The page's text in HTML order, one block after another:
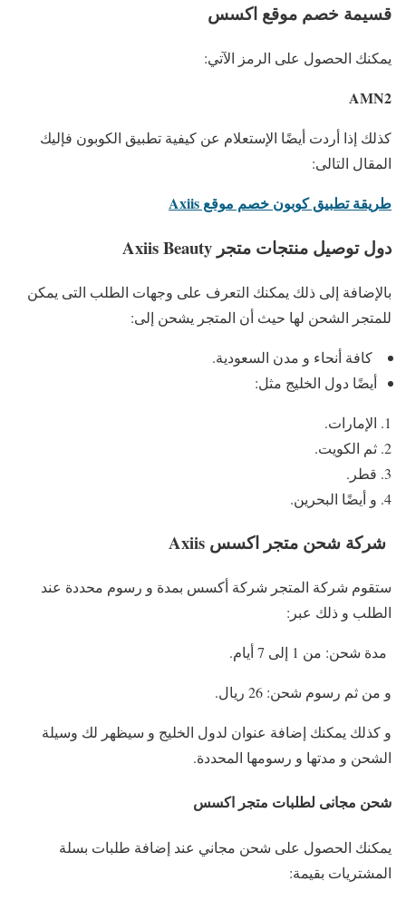
قسيمة خصم موقع اكسس
يمكنك الحصول على الرمز الآتي:
AMN2
كذلك إذا أردت أيضًا الإستعلام عن كيفية تطبيق الكوبون فإليك
المقال التالى:
طريقة تطبيق كوبون خصم موقع Axiis
دول توصيل منتجات متجر Axiis Beauty
بالإضافة إلى ذلك يمكنك التعرف على وجهات الطلب التى يمكن
للمتجر الشحن لها حيث أن المتجر يشحن إلى:
كافة أنحاء و مدن السعودية.
أيضًا دول الخليج مثل:
الإمارات.
ثم الكويت.
قطر.
و أيضًا البحرين.
شركة شحن متجر اكسس Axiis
ستقوم شركة المتجر شركة أكسس بمدة و رسوم محددة عند
الطلب و ذلك عبر:
مدة شحن: من 1 إلى 7 أيام.
و من ثم رسوم شحن: 26 ريال.
و كذلك يمكنك إضافة عنوان لدول الخليج و سيظهر لك وسيلة
الشحن و مدتها و رسومها المحددة.
شحن مجانى لطلبات متجر اكسس
يمكنك الحصول على شحن مجاني عند إضافة طلبات بسلة
المشتريات بقيمة: